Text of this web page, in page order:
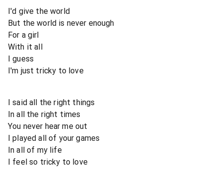
I'd give the world
But the world is never enough
For a girl
With it all
I guess
I'm just tricky to love
I said all the right things
In all the right times
You never hear me out
I played all of your games
In all of my life
I feel so tricky to love